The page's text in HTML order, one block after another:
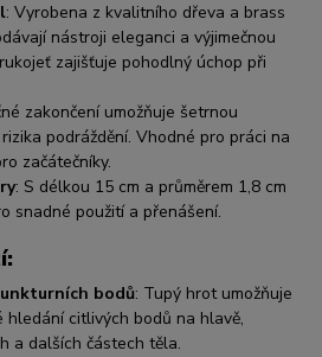
: Vyrobena z kvalitního dřeva a brass
nástroji eleganci a výjimečnou
zajišťuje pohodlný úchop při
zakončení umožňuje šetrnou
podráždění. Vhodné pro práci na
začátečníky.
: S délkou 15 cm a průměrem 1,8 cm
snadné použití a přenášení.
bodů: Tupý hrot umožňuje
hledání citlivých bodů na hlavě,
a dalších částech těla.